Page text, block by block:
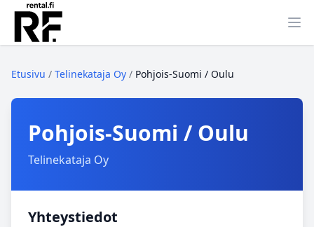
Etusivu / Telinekataja Oy / Pohjois‑Suomi / Oulu
Pohjois‑Suomi / Oulu
Telinekataja Oy
Yhteystiedot